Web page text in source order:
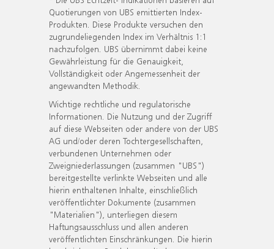
Quotierungen von UBS emittierten Index-
Produkten. Diese Produkte versuchen den
zugrundeliegenden Index im Verhältnis 1:1
nachzufolgen. UBS übernimmt dabei keine
Gewährleistung für die Genauigkeit,
Vollständigkeit oder Angemessenheit der
angewandten Methodik.
Wichtige rechtliche und regulatorische
Informationen. Die Nutzung und der Zugriff
auf diese Webseiten oder andere von der UBS
AG und/oder deren Tochtergesellschaften,
verbundenen Unternehmen oder
Zweigniederlassungen (zusammen "UBS")
bereitgestellte verlinkte Webseiten und alle
hierin enthaltenen Inhalte, einschließlich
veröffentlichter Dokumente (zusammen
"Materialien"), unterliegen diesem
Haftungsausschluss und allen anderen
veröffentlichten Einschränkungen. Die hierin